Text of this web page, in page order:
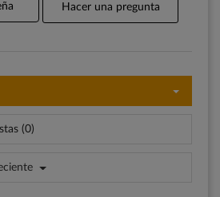
Hacer una pregunta
(0)